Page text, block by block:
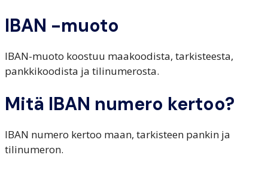
IBAN -muoto
IBAN-muoto koostuu maakoodista, tarkisteesta,
pankkikoodista ja tilinumerosta.
Mitä IBAN numero kertoo?
IBAN numero kertoo maan, tarkisteen pankin ja
tilinumeron.